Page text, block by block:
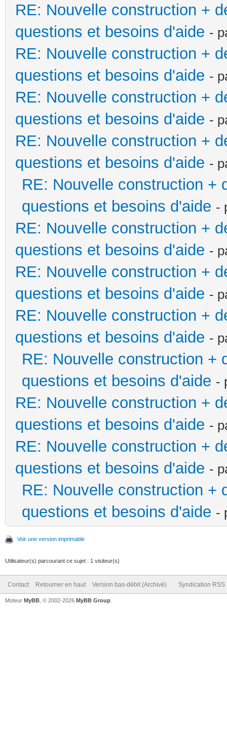
RE: Nouvelle construction +
questions et besoins d'aide -
RE: Nouvelle construction +
questions et besoins d'aide -
RE: Nouvelle construction +
questions et besoins d'aide -
RE: Nouvelle construction +
questions et besoins d'aide -
RE: Nouvelle construction +
questions et besoins d'aide -
RE: Nouvelle construction +
questions et besoins d'aide -
RE: Nouvelle construction +
questions et besoins d'aide -
RE: Nouvelle construction +
questions et besoins d'aide -
RE: Nouvelle construction +
questions et besoins d'aide -
RE: Nouvelle construction +
questions et besoins d'aide -
RE: Nouvelle construction +
questions et besoins d'aide -
RE: Nouvelle construction +
questions et besoins d'aide -
Voir une version imprimable
Utilisateur(s) parcourant ce sujet : 1 visiteur(s)
Contact Retourner en haut Version bas-débit (Archivé) Syndication RSS
Moteur MyBB , © 2002-2026 MyBB Group